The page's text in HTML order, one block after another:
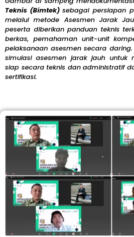
Teknis (Bimtek)sebagaipersiapan
melaluimetode Asesmen Jarak
peserta diberikan panduan teknis
berkas, pemahaman unit-unit
pelaksanaan asesmensecara
simulasiasesmen jarakjauh untuk
siap secarateknis danadministratif
sertifikasi.